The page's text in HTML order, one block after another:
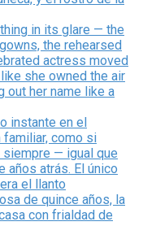
in its glare — the
the rehearsed
actress moved
she owned the air
out her name like a
instante en el
como si
— igual que
años atrás. El único
el llanto
de quince años, la
con frialdad de